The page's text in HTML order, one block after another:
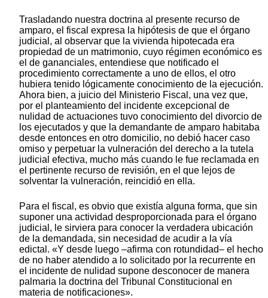
Trasladando nuestra doctrina al presente recurso de
amparo, el fiscal expresa la hipótesis de que el órgano
judicial, al observar que la vivienda hipotecada era
propiedad de un matrimonio, cuyo régimen económico es
el de gananciales, entendiese que notificado el
procedimiento correctamente a uno de ellos, el otro
hubiera tenido lógicamente conocimiento de la ejecución.
Ahora bien, a juicio del Ministerio Fiscal, una vez que,
por el planteamiento del incidente excepcional de
nulidad de actuaciones tuvo conocimiento del divorcio de
los ejecutados y que la demandante de amparo habitaba
desde entonces en otro domicilio, no debió hacer caso
omiso y perpetuar la vulneración del derecho a la tutela
judicial efectiva, mucho más cuando le fue reclamada en
el pertinente recurso de revisión, en el que lejos de
solventar la vulneración, reincidió en ella.
Para el fiscal, es obvio que existía alguna forma, que sin
suponer una actividad desproporcionada para el órgano
judicial, le sirviera para conocer la verdadera ubicación
de la demandada, sin necesidad de acudir a la vía
edictal. «Y desde luego –afirma con rotundidad– el hecho
de no haber atendido a lo solicitado por la recurrente en
el incidente de nulidad supone desconocer de manera
palmaria la doctrina del Tribunal Constitucional en
materia de notificaciones».